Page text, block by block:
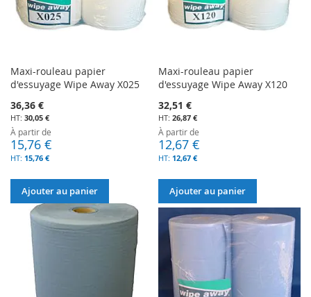
Maxi-rouleau papier
d'essuyage Wipe Away X025
36,36 €
30,05 €
À partir de
15,76 €
15,76 €
Ajouter au panier
Maxi-rouleau papier
d'essuyage Wipe Away X120
32,51 €
26,87 €
À partir de
12,67 €
12,67 €
Ajouter au panier